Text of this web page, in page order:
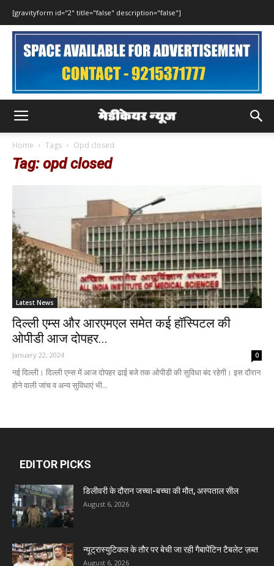
[gravityform id="2" title="false" description="false"]
Home Tags Opd closed
Tag: opd closed
Latest News
दिल्ली एम्स और आरएमएल समेत कई हॉस्पिटल की
ओपीडी आज दोपहर...
January 22, 2024 0
नई दिल्ली। दिल्ली एम्स में आज दोपहर ढाई बजे तक ओपीडी की सुविधा बंद रहेगी। इस दौरान
होने वाली जांच व अन्य सुविधाएं भी...
EDITOR PICKS
डिलीवरी के दौरान जच्चा-बच्चा की मौत, अस्पताल सील
August 6, 2026
न्यूट्रास्युटिकल के तौर पर बेची जा रही गैबापेंटिन टैबलेट ज़ब्त
August 6, 2026